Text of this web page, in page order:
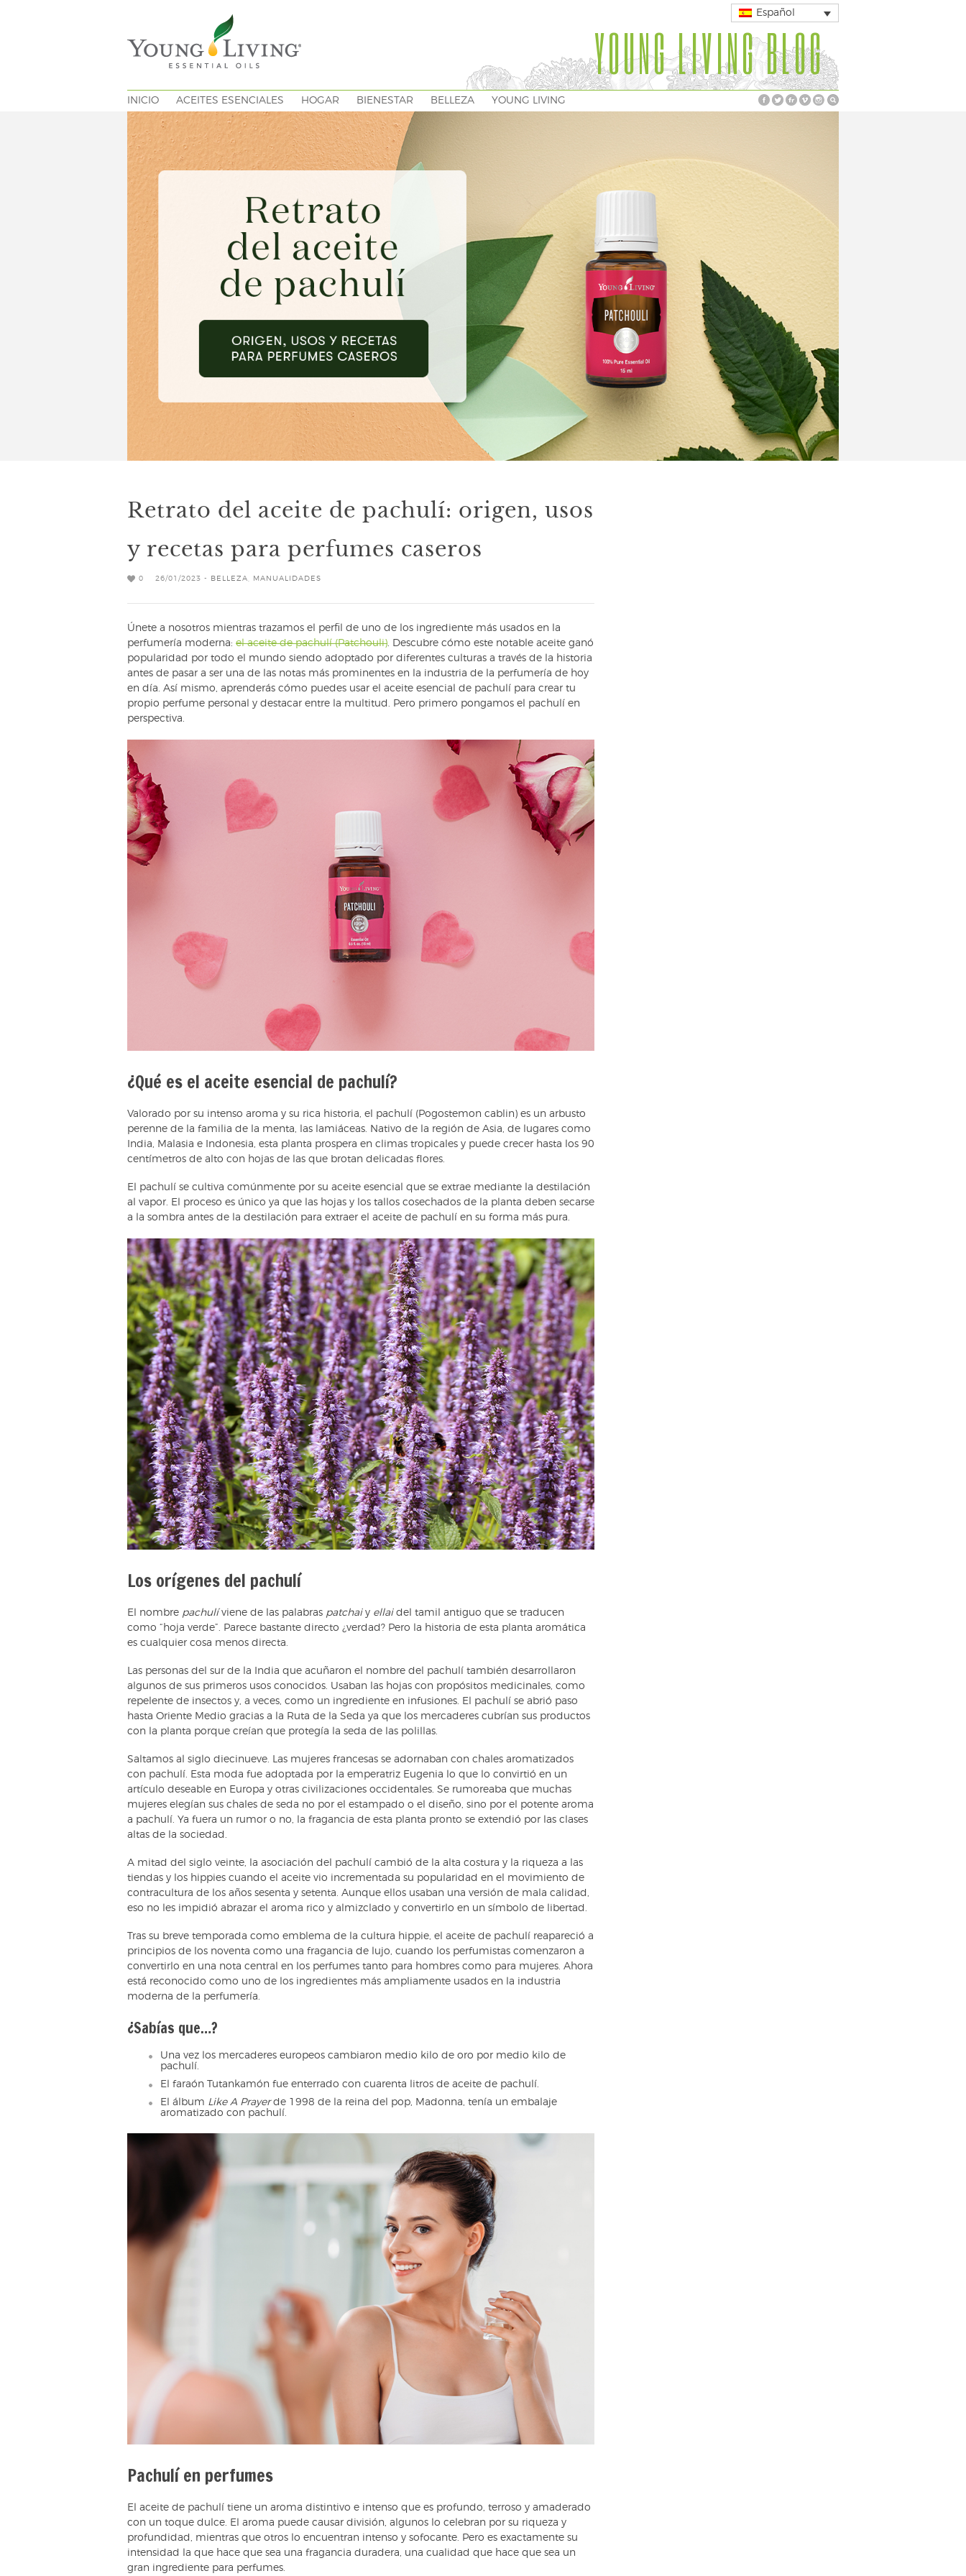
Español
YOUNG LIVING BLOG
INICIO ACEITES ESENCIALES HOGAR BIENESTAR BELLEZA YOUNG LIVING
Retrato del aceite de pachulí: origen, usos
y recetas para perfumes caseros
0 26/01/2023 - BELLEZA MANUALIDADES
Únete a nosotros mientras trazamos el perfil de uno de los ingrediente más usados en la
perfumería moderna: el aceite de pachulí (Patchouli) . Descubre cómo este notable aceite ganó
popularidad por todo el mundo siendo adoptado por diferentes culturas a través de la historia
antes de pasar a ser una de las notas más prominentes en la industria de la perfumería de hoy
en día. Así mismo, aprenderás cómo puedes usar el aceite esencial de pachulí para crear tu
propio perfume personal y destacar entre la multitud. Pero primero pongamos el pachulí en
perspectiva.
¿Qué es el aceite esencial de pachulí?
Valorado por su intenso aroma y su rica historia, el pachulí (Pogostemon cablin) es un arbusto
perenne de la familia de la menta, las lamiáceas. Nativo de la región de Asia, de lugares como
India, Malasia e Indonesia, esta planta prospera en climas tropicales y puede crecer hasta los 90
centímetros de alto con hojas de las que brotan delicadas flores.
El pachulí se cultiva comúnmente por su aceite esencial que se extrae mediante la destilación
al vapor. El proceso es único ya que las hojas y los tallos cosechados de la planta deben secarse
a la sombra antes de la destilación para extraer el aceite de pachulí en su forma más pura.
Los orígenes del pachulí
El nombre pachulíviene de las palabras patchaiy ellaidel tamil antiguo que se traducen
como “hoja verde”. Parece bastante directo ¿verdad? Pero la historia de esta planta aromática
es cualquier cosa menos directa.
Las personas del sur de la India que acuñaron el nombre del pachulí también desarrollaron
algunos de sus primeros usos conocidos. Usaban las hojas con propósitos medicinales, como
repelente de insectos y, a veces, como un ingrediente en infusiones. El pachulí se abrió paso
hasta Oriente Medio gracias a la Ruta de la Seda ya que los mercaderes cubrían sus productos
con la planta porque creían que protegía la seda de las polillas.
Saltamos al siglo diecinueve. Las mujeres francesas se adornaban con chales aromatizados
con pachulí. Esta moda fue adoptada por la emperatriz Eugenia lo que lo convirtió en un
artículo deseable en Europa y otras civilizaciones occidentales. Se rumoreaba que muchas
mujeres elegían sus chales de seda no por el estampado o el diseño, sino por el potente aroma
a pachulí. Ya fuera un rumor o no, la fragancia de esta planta pronto se extendió por las clases
altas de la sociedad.
A mitad del siglo veinte, la asociación del pachulí cambió de la alta costura y la riqueza a las
tiendas y los hippies cuando el aceite vio incrementada su popularidad en el movimiento de
contracultura de los años sesenta y setenta. Aunque ellos usaban una versión de mala calidad,
eso no les impidió abrazar el aroma rico y almizclado y convertirlo en un símbolo de libertad.
Tras su breve temporada como emblema de la cultura hippie, el aceite de pachulí reapareció a
principios de los noventa como una fragancia de lujo, cuando los perfumistas comenzaron a
convertirlo en una nota central en los perfumes tanto para hombres como para mujeres. Ahora
está reconocido como uno de los ingredientes más ampliamente usados en la industria
moderna de la perfumería.
¿Sabías que…?
Una vez los mercaderes europeos cambiaron medio kilo de oro por medio kilo de
pachulí.
El faraón Tutankamón fue enterrado con cuarenta litros de aceite de pachulí.
El álbum Like A Prayerde 1998 de la reina del pop, Madonna, tenía un embalaje
aromatizado con pachulí.
Pachulí en perfumes
El aceite de pachulí tiene un aroma distintivo e intenso que es profundo, terroso y amaderado
con un toque dulce. El aroma puede causar división, algunos lo celebran por su riqueza y
profundidad, mientras que otros lo encuentran intenso y sofocante. Pero es exactamente su
intensidad la que hace que sea una fragancia duradera, una cualidad que hace que sea un
gran ingrediente para perfumes.